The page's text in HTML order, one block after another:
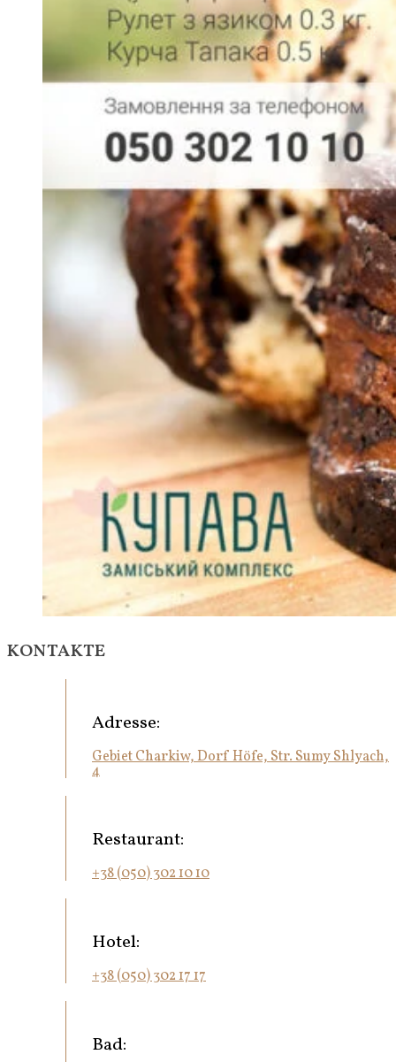
KONTAKTE
Adresse:
Gebiet Charkiw, Dorf Höfe, Str. Sumy Shlyach,
4
Restaurant:
+38 (050) 302 10 10
Hotel:
+38 (050) 302 17 17
Bad: